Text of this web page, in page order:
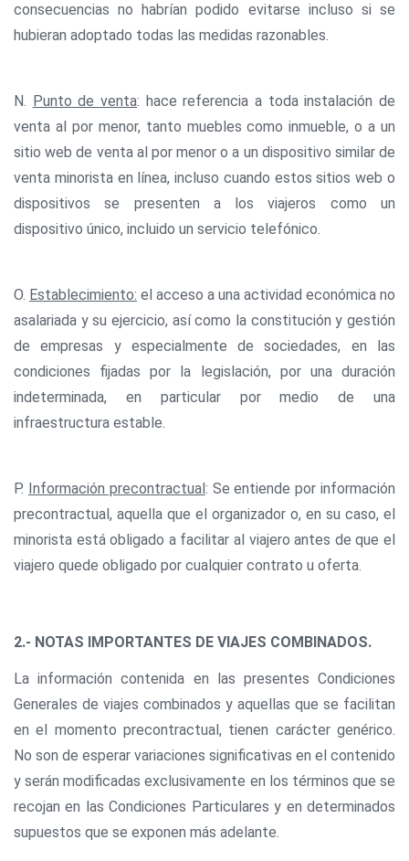
consecuencias no habrían podido evitarse incluso si se
hubieran adoptado todas las medidas razonables.
N. Punto de venta: hace referencia a toda instalación de
venta al por menor, tanto muebles como inmueble, o a un
sitio web de venta al por menor o a un dispositivo similar de
venta minorista en línea, incluso cuando estos sitios web o
dispositivos se presenten a los viajeros como un
dispositivo único, incluido un servicio telefónico.
O. Establecimiento: el acceso a una actividad económica no
asalariada y su ejercicio, así como la constitución y gestión
de empresas y especialmente de sociedades, en las
condiciones fijadas por la legislación, por una duración
indeterminada, en particular por medio de una
infraestructura estable.
P. Información precontractual: Se entiende por información
precontractual, aquella que el organizador o, en su caso, el
minorista está obligado a facilitar al viajero antes de que el
viajero quede obligado por cualquier contrato u oferta.
2.- NOTAS IMPORTANTES DE VIAJES COMBINADOS.
La información contenida en las presentes Condiciones
Generales de viajes combinados y aquellas que se facilitan
en el momento precontractual, tienen carácter genérico.
No son de esperar variaciones significativas en el contenido
y serán modificadas exclusivamente en los términos que se
recojan en las Condiciones Particulares y en determinados
supuestos que se exponen más adelante.